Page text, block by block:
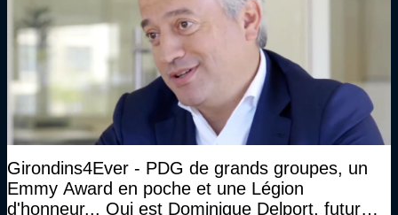
Girondins4Ever - PDG de grands groupes, un
Emmy Award en poche et une Légion
d'honneur... Qui est Dominique Delport, futur